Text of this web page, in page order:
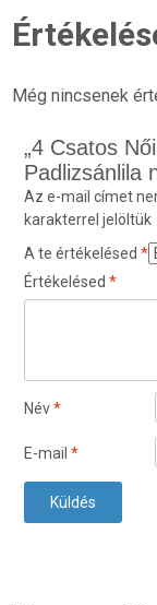
Még nincsenek
„4 Csatos
Padlizsánlila
Az e-mail címet
karakterrel jelöltük
A te értékelésed *
Értékelésed *
Név*
E-mail *